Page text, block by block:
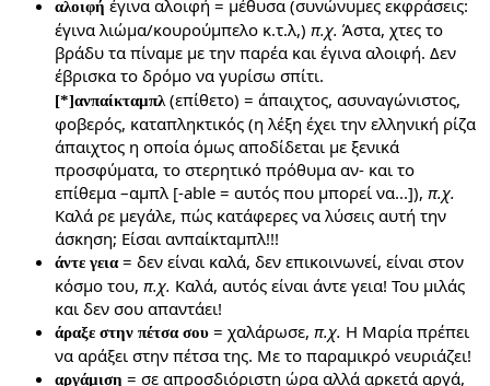
αλοιφή έγινα αλοιφή = μέθυσα (συνώνυμες εκφράσεις:
έγινα λιώμα/κουρούμπελο κ.τ.λ,) π.χ. Άστα, χτες το
βράδυ τα πίναμε με την παρέα και έγινα αλοιφή. Δεν
έβρισκα το δρόμο να γυρίσω σπίτι.
[*]ανπαίκταμπλ (επίθετο) = άπαιχτος, ασυναγώνιστος,
φοβερός, καταπληκτικός (η λέξη έχει την ελληνική ρίζα
άπαιχτος η οποία όμως αποδίδεται με ξενικά
προσφύματα, το στερητικό πρόθυμα αν- και το
επίθεμα –αμπλ [-able = αυτός που μπορεί να...]), π.χ.
Καλά ρε μεγάλε, πώς κατάφερες να λύσεις αυτή την
άσκηση; Είσαι ανπαίκταμπλ!!!
άντε γεια= δεν είναι καλά, δεν επικοινωνεί, είναι στον
κόσμο του, π.χ. Καλά, αυτός είναι άντε γεια! Του μιλάς
και δεν σου απαντάει!
άραξε στην πέτσα σου = χαλάρωσε, π.χ. Η Μαρία πρέπει
να αράξει στην πέτσα της. Με το παραμικρό νευριάζει!
αργάμιση = σε απροσδιόριστη ώρα αλλά αρκετά αργά,